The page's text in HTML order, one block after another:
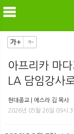
아프리카 마
LA 담임강사
현대종교 | 에스라 김 목사
2026년 05월 26일 09시